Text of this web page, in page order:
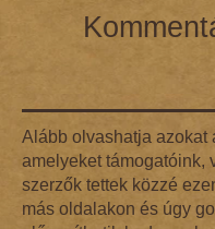
Alább olvashatja azokat
amelyeket támogatóink,
szerzők tettek közzé
más oldalakon és úgy